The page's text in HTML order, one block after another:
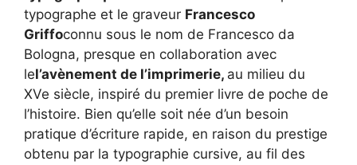
typographe et le graveur Francesco
Griffoconnu sous le nom de Francesco da
Bologna, presque en collaboration avec
lel’avènement de l’imprimerie, au milieu du
XVe siècle, inspiré du premier livre de poche de
l’histoire. Bien qu’elle soit née d’un besoin
pratique d’écriture rapide, en raison du prestige
obtenu par la typographie cursive, au fil des